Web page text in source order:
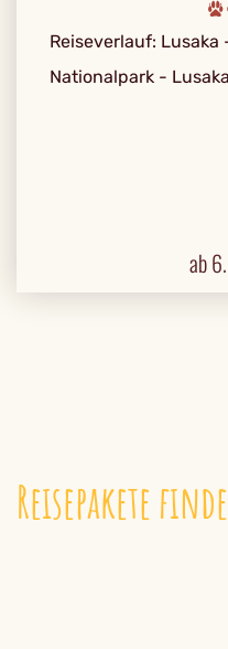
Reiseverlauf:
Nationalpark - Lusaka
ab
Reisepakete